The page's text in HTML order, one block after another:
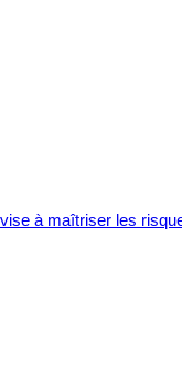
à maîtriser les